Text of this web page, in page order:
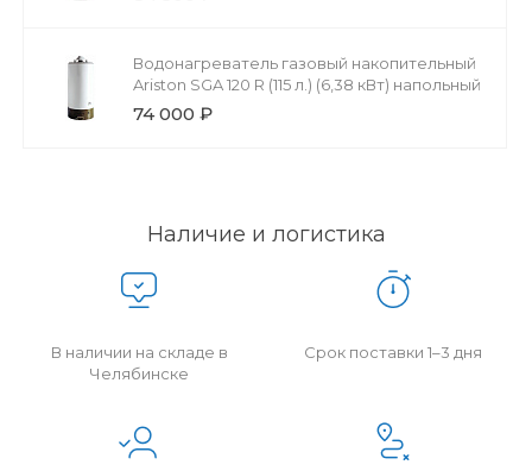
Водонагреватель газовый накопительный
Ariston SGA 120 R (115 л.) (6,38 кВт) напольный
74 000 ₽
Наличие и логистика
В наличии на складе в
Челябинске
Срок поставки 1–3 дня